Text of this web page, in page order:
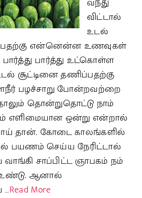
விட்டால்
உடல்
என்னென்ன உணவுகள்
பார்த்து உட்கொள்ள
சூட்டினை தணிப்பதற்கு
பழச்சாறு போன்றவற்றை
தொன்றுதொட்டு நாம்
எளிமையான ஒன்று என்றால்
தான். கோடை காலங்களில்
பயணம் செய்ய நேரிட்டால்
சாப்பிட்ட ஞாபகம் நம்
ஆனால்
Read More